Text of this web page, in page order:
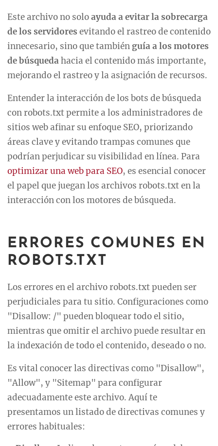
Este archivo no soloayuda a evitar la sobrecarga
de los servidores evitando el rastreo de contenido
innecesario, sino que también guía a los motores
de búsquedahacia el contenido más importante,
mejorando el rastreo y la asignación de recursos.
Entender la interacción de los bots de búsqueda
con robots.txt permite a los administradores de
sitios web afinar su enfoque SEO, priorizando
áreas clave y evitando trampas comunes que
podrían perjudicar su visibilidad en línea. Para
optimizar una web para SEO, es esencial conocer
el papel que juegan los archivos robots.txt en la
interacción con los motores de búsqueda.
ERRORES COMUNES EN
ROBOTS.TXT
Los errores en el archivo robots.txt pueden ser
perjudiciales para tu sitio. Configuraciones como
"Disallow: /" pueden bloquear todo el sitio,
mientras que omitir el archivo puede resultar en
la indexación de todo el contenido, deseado o no.
Es vital conocer las directivas como "Disallow",
"Allow", y "Sitemap" para configurar
adecuadamente este archivo. Aquí te
presentamos un listado de directivas comunes y
errores habituales: